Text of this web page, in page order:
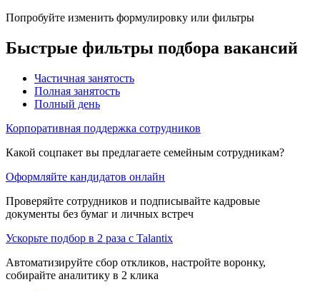
Попробуйте изменить формулировку или фильтры
Быстрые фильтры подбора вакансий
Частичная занятость
Полная занятость
Полный день
Корпоративная поддержка сотрудников
Какой соцпакет вы предлагаете семейным сотрудникам?
Оформляйте кандидатов онлайн
Проверяйте сотрудников и подписывайте кадровые
документы без бумаг и личных встреч
Ускорьте подбор в 2 раза с Talantix
Автоматизируйте сбор откликов, настройте воронку,
собирайте аналитику в 2 клика